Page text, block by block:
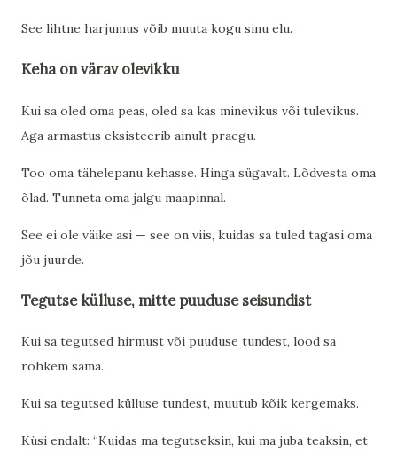
See lihtne harjumus võib muuta kogu sinu elu.
Keha on värav olevikku
Kui sa oled oma peas, oled sa kas minevikus või tulevikus.
Aga armastus eksisteerib ainult praegu.
Too oma tähelepanu kehasse. Hinga sügavalt. Lõdvesta oma
õlad. Tunneta oma jalgu maapinnal.
See ei ole väike asi — see on viis, kuidas sa tuled tagasi oma
jõu juurde.
Tegutse külluse, mitte puuduse seisundist
Kui sa tegutsed hirmust või puuduse tundest, lood sa
rohkem sama.
Kui sa tegutsed külluse tundest, muutub kõik kergemaks.
Küsi endalt: “Kuidas ma tegutseksin, kui ma juba teaksin, et